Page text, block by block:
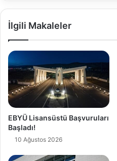
İlgili Makaleler
EBYÜ Lisansüstü Başvuruları
Başladı!
10 Ağustos 2026